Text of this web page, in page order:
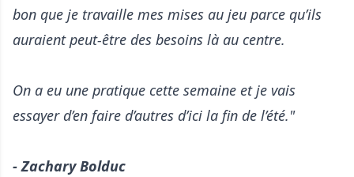
bon que je travaille mes mises au jeu parce qu’ils
auraient peut-être des besoins là au centre.
On a eu une pratique cette semaine et je vais
essayer d’en faire d’autres d’ici la fin de l’été."
- Zachary Bolduc